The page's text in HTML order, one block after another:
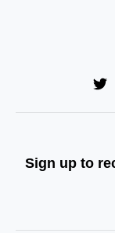
Sign up to